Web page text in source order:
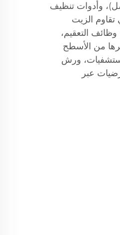
وأدوات تنظيف
تقاوم الزيت
التعقيم،
من الأسطح
ورش
عبر